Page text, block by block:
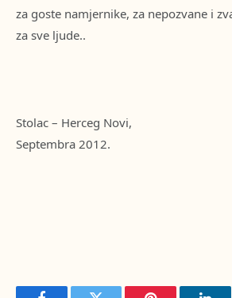
za goste namjernike, za nepozvane i
za sve ljude..
Stolac – Herceg Novi,
Septembra 2012.